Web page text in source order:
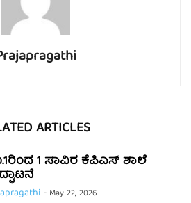
ARTICLES
1 ಸಾವಿರ ಕೆಪಿಎಸ್ ಶಾಲೆ
- May 22, 2026